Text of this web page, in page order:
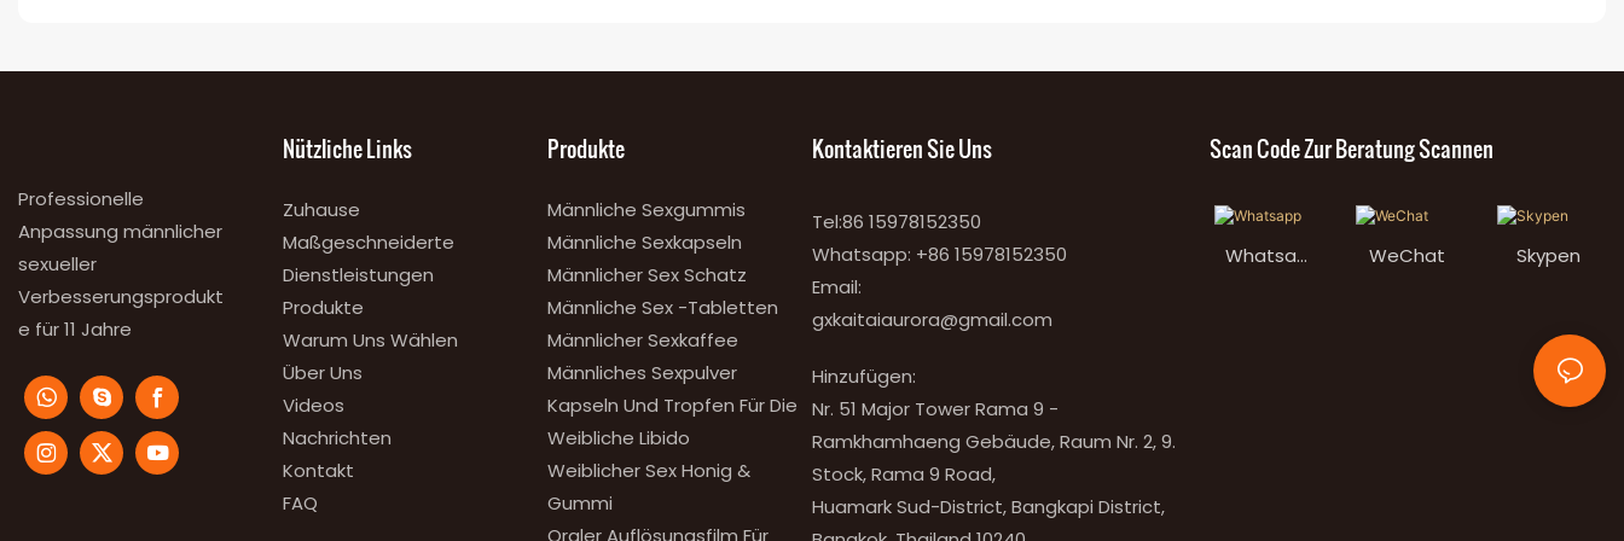
Professionelle
Anpassung männlicher
sexueller
Verbesserungsprodukt
e für 11 Jahre
Nützliche Links
Zuhause
Maßgeschneiderte
Dienstleistungen
Produkte
Warum Uns Wählen
Über Uns
Videos
Nachrichten
Kontakt
FAQ
Produkte
Männliche Sexgummis
Männliche Sexkapseln
Männlicher Sex Schatz
Männliche Sex -Tabletten
Männlicher Sexkaffee
Männliches Sexpulver
Kapseln Und Tropfen Für Die
Weibliche Libido
Weiblicher Sex Honig &
Gummi
Oraler Auflösungsfilm Für
Kontaktieren Sie Uns
Tel:86 15978152350
Whatsapp: +86 15978152350
Email:
gxkaitaiaurora@gmail.com
Hinzufügen:
Nr. 51 Major Tower Rama 9 -
Ramkhamhaeng Gebäude, Raum Nr. 2, 9.
Stock, Rama 9 Road,
Huamark Sud-District, Bangkapi District,
Scan Code Zur Beratung Scannen
Whatsap
WeChat Skypen